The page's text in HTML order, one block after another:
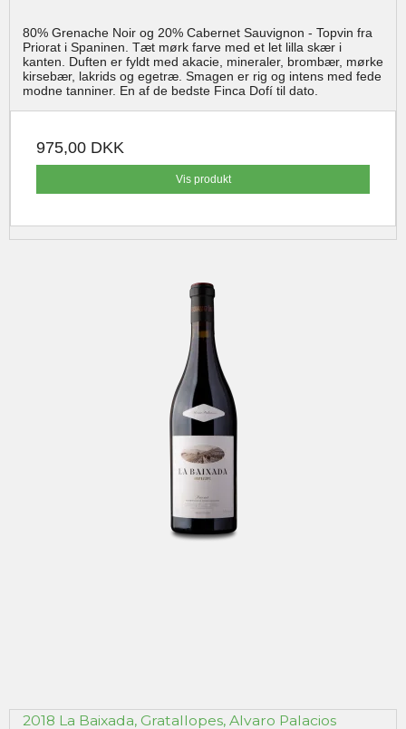
80% Grenache Noir og 20% Cabernet Sauvignon - Topvin fra
Priorat i Spaninen. Tæt mørk farve med et let lilla skær i
kanten. Duften er fyldt med akacie, mineraler, brombær, mørke
kirsebær, lakrids og egetræ. Smagen er rig og intens med fede
modne tanniner. En af de bedste Finca Dofí til dato.
975,00 DKK
Vis produkt
2018 La Baixada, Gratallopes, Alvaro Palacios